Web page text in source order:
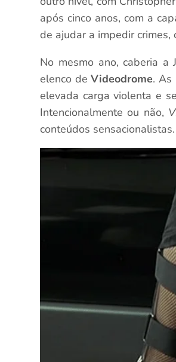
após cinco anos, com a
de ajudar a impedir crimes,
No mesmo ano, caberia
elenco deVideodrome. As
elevada carga violenta e
Intencionalmente ou não,
conteúdos sensacionalistas.